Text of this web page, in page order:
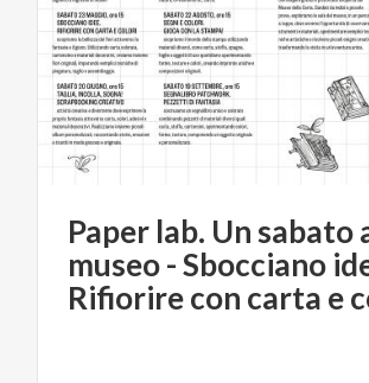
Paper lab. Un sabato
museo - Sbocciano
Rifiorire con carta e